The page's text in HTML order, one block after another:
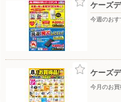
アーティストの想いに満ちる音。
ケーズ
今週のおす
ケーズ
今月のお買